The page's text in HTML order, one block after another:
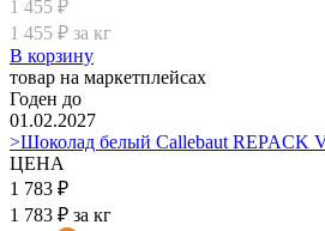
1 455 ₽
1 455 ₽ за кг
В корзину
товар на маркетплейсах
Годен до
01.02.2027
>Шоколад белый Callebaut REPACK
ЦЕНА
1 783 ₽
1 783 ₽ за кг